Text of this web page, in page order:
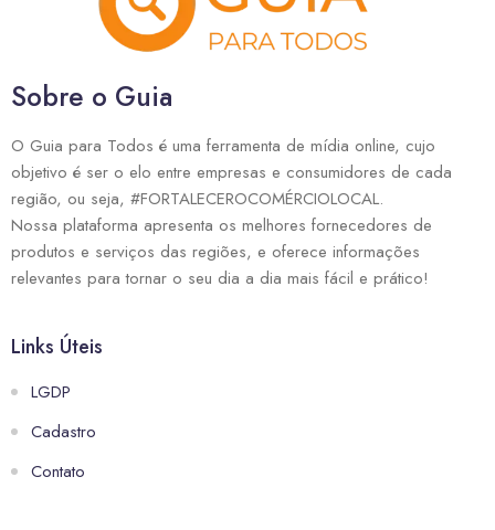
Sobre o Guia
O Guia para Todos é uma ferramenta de mídia online, cujo
objetivo é ser o elo entre empresas e consumidores de cada
região, ou seja, #FORTALECEROCOMÉRCIOLOCAL.
Nossa plataforma apresenta os melhores fornecedores de
produtos e serviços das regiões, e oferece informações
relevantes para tornar o seu dia a dia mais fácil e prático!
Links Úteis
LGDP
Cadastro
Contato